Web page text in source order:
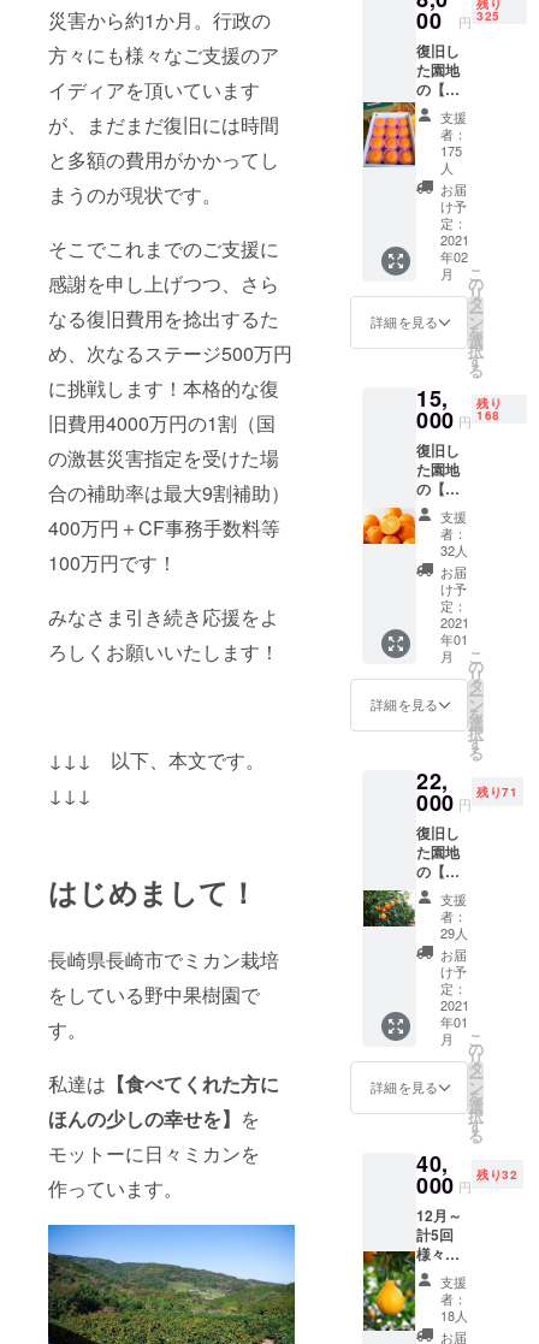
災害から約1か月。行政の
方々にも様々なご支援のア
イディアを頂いています
が、まだまだ復旧には時間
と多額の費用がかかってし
まうのが現状です。
そこでこれまでのご支援に
感謝を申し上げつつ、さら
なる復旧費用を捻出するた
め、次なるステージ500万円
に挑戦します！本格的な復
旧費用4000万円の1割（国
の激甚災害指定を受けた場
合の補助率は最大9割補助）
400万円＋CF事務手数料等
100万円です！
みなさま引き続き応援をよ
ろしくお願いいたします！
↓↓↓ 以下、本文です。
↓↓↓
はじめまして！
長崎県長崎市でミカン栽培
をしている野中果樹園で
す。
私達は 【食べてくれた方に
ほんの少しの幸せを】 を
モットーに日々ミカンを
作っています。
00 円
残り
325
復旧し
た園地
の【ハ
ウスせ
とか】3
ｋｇを
感謝の
気持ち
を込め
たメッ
セージ
カード
と共に
贈らせ
て頂き
支援
者：
175
人
お届
け予
定：
2021
年02
月
詳細を見る
こ
の
リ
タ
ー
ン
を
選
択
す
る
15,
000 円
残り
168
復旧し
た園地
の【完
熟ハウ
スみか
ん】5ｋ
ｇを感
謝の気
持ちを
込めた
メッ
セージ
カード
と共に
贈らせ
て頂き
支援
者：
32人
お届
け予
定：
2021
年01
月
詳細を見る
こ
の
リ
タ
ー
ン
を
選
択
す
る
22,
000 円
残り71
復旧し
た園地
の【ハ
ウスせ
とか】3
ｋｇと
【完熟
ハウス
みか
ん】5ｋ
ｇを感
謝の気
持ちを
込めた
メッ
セージ
と共に
贈らせ
て頂き
ます。
ハウス
せとか
は2月中
旬以
降、完
熟ハウ
支援
者：
29人
お届
け予
定：
2021
年01
月
詳細を見る
こ
の
リ
タ
ー
ン
を
選
択
す
る
40,
000 円
残り32
12月～
計5回
様々な
品種の
ミカン
をお届
けしま
支援
者：
18人
お届